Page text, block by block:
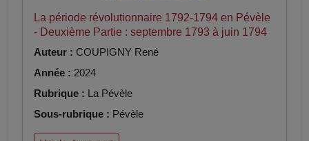
La période révolutionnaire 1792-1794 en Pévèle
- Deuxième Partie : septembre 1793 à juin 1794
Auteur : COUPIGNY René
Année : 2024
Rubrique : La Pévèle
Sous-rubrique : Pévèle